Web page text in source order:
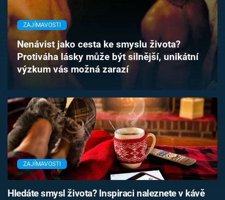
TV Program
Časopis
Sledujte prima+
Sledujte nás
ZAJÍMAVOSTI
Nenávist jako cesta ke smyslu života?
Protiváha lásky může být silnější, unikátní
výzkum vás možná zarazí
ZAJÍMAVOSTI
Hledáte smysl života? Inspiraci naleznete v kávě